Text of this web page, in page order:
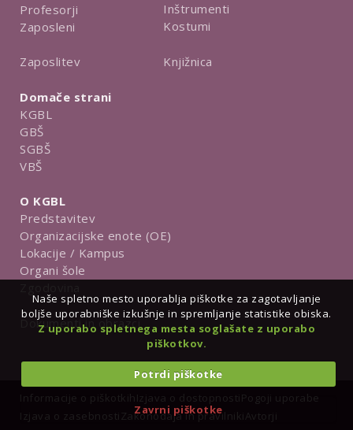
Profesorji
Zaposleni
Zaposlitev
Inštrumenti
Kostumi
Knjižnica
Domače strani
KGBL
GBŠ
SGBŠ
VBŠ
O KGBL
Predstavitev
Organizacijske enote (OE)
Lokacije / Kampus
Organi šole
Dokumenti in obrazci
Informacije o piškotkihIzjava o dostopnostiPogoji uporabe
Izjava o zasebnostiZakonodaja in pravilniki Avtorji
Naše spletno mesto uporablja piškotke za zagotavljanje
boljše uporabniške izkušnje in spremljanje statistike obiska.
Z uporabo spletnega mesta soglašate z uporabo
piškotkov.
Potrdi piškotke
Zavrni piškotke